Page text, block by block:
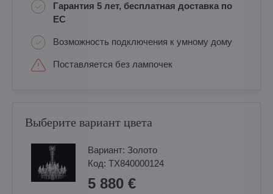
Гарантия 5 лет, бесплатная доставка по
ЕС
Возможность подключения к умному дому
Поставляется без лампочек
Выберите вариант цвета
Вариант: Золотo
Код: TX840000124
5 880 €